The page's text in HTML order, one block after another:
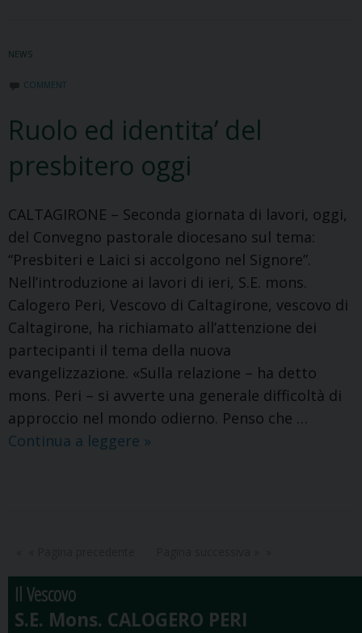
NEWS
COMMENT
Ruolo ed identita’ del
presbitero oggi
CALTAGIRONE – Seconda giornata di lavori, oggi,
del Convegno pastorale diocesano sul tema:
“Presbiteri e Laici si accolgono nel Signore”.
Nell’introduzione ai lavori di ieri, S.E. mons.
Calogero Peri, Vescovo di Caltagirone, vescovo di
Caltagirone, ha richiamato all’attenzione dei
partecipanti il tema della nuova
evangelizzazione. «Sulla relazione – ha detto
mons. Peri – si avverte una generale difficoltà di
approccio nel mondo odierno. Penso che …
Continua a leggere Ruolo
»
Il Vescovo